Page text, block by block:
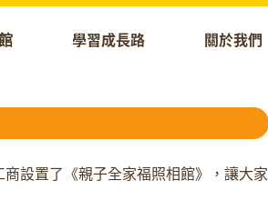
學習成長路 關於我們
設置了《親子全家福照相館》，讓大家